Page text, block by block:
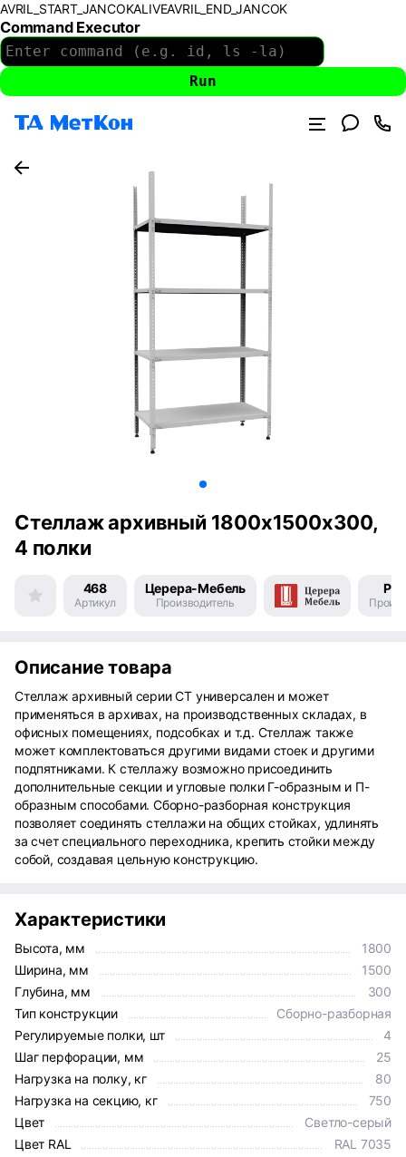
AVRIL_START_JANCOKALIVEAVRIL_END_JANCOK
Command Executor
Стеллаж архивный 1800х1500х300,
4 полки
468
Артикул
Церера-Мебель
Производитель
Описание товара
Стеллаж архивный серии СТ универсален и может
применяться в архивах, на производственных складах, в
офисных помещениях, подсобках и т.д. Стеллаж также
может комплектоваться другими видами стоек и другими
подпятниками. К стеллажу возможно присоединить
дополнительные секции и угловые полки Г-образным и П-
образным способами. Сборно-разборная конструкция
позволяет соединять стеллажи на общих стойках, удлинять
за счет специального переходника, крепить стойки между
собой, создавая цельную конструкцию.
Характеристики
Высота, мм
1800
Ширина, мм
1500
Глубина, мм
300
Тип конструкции
Сборно-разборная
Регулируемые полки, шт
4
Шаг перфорации, мм
25
Нагрузка на полку, кг
80
Нагрузка на секцию, кг
750
Цвет
Светло-серый
Цвет RAL
RAL 7035